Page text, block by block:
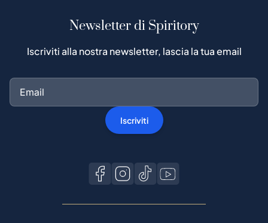
Newsletter di Spiritory
Iscriviti alla nostra newsletter, lascia la tua email
Iscriviti